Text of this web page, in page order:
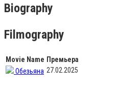
Biography
Filmography
Movie Name Премьера
Обезьяна 27.02.2025